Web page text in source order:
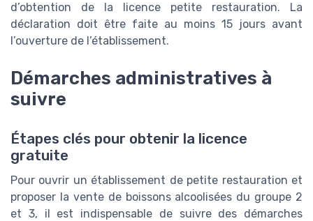
d’obtention de la licence petite restauration. La
déclaration doit être faite au moins 15 jours avant
l’ouverture de l’établissement.
Démarches administratives à
suivre
Étapes clés pour obtenir la licence
gratuite
Pour ouvrir un établissement de petite restauration et
proposer la vente de boissons alcoolisées du groupe 2
et 3, il est indispensable de suivre des démarches